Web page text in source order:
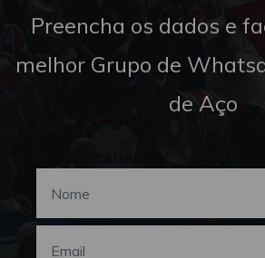
Preencha os dados e
melhor Grupo de
de Aço